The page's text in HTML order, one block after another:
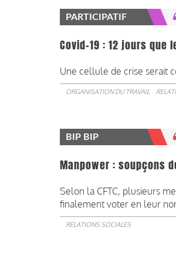
PARTICIPATIF
Covid-19 : 12 jours que
Une cellule de crise serait
ORGANISATION DU TRAVAIL
BIP BIP
Manpower : soupçons
Selon la CFTC, plusieurs
finalement voter en leur
RELATIONS SOCIALES